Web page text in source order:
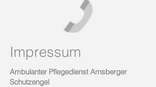
Impressum
Ambulanter Pflegedienst Arnsberger
Schutzengel